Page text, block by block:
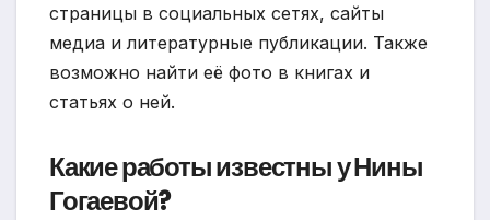
страницы в социальных сетях, сайты
медиа и литературные публикации. Также
возможно найти её фото в книгах и
статьях о ней.
Какие работы известны у Нины
Гогаевой?